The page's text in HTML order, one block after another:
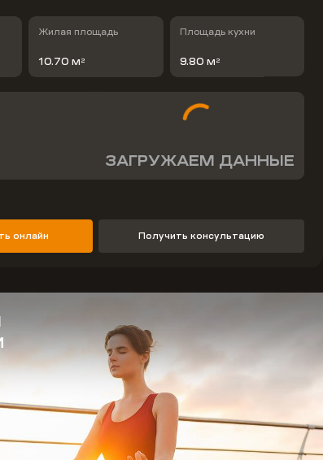
Жилая площадь
10.70 м 2
Площадь кухни
9.80 м 2
ЗАГРУЖАЕМ ДАННЫЕ
онлайн Получить консультацию